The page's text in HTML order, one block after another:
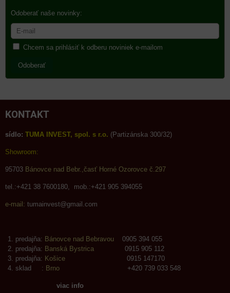
Odoberať naše novinky:
Chcem sa prihlásiť k odberu noviniek e-mailom
Odoberať
KONTAKT
sídlo: TUMA INVEST, spol. s r.o. (Partizánska 300/32)
Showroom:
95703 Bánovce nad Bebr.,časť Horné Ozorovce č.297
tel.:+421 38 7600180, mob.:+421 905 394055
e-mail: tumainvest@gmail.com
predajňa: Bánovce nad Bebravou 0905 394 055
predajňa: Banská Bystrica 0915 905 112
predajňa: Košice 0915 147170
sklad : Brno +420 739 033 548
viac info